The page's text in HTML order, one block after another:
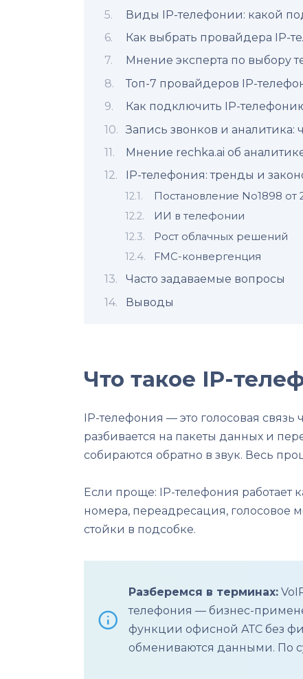
Виды IP-телефонии: какой
Как выбрать провайдера IP-
Мнение эксперта по выбору
Топ-7 провайдеров IP-
Как подключить IP-
Запись звонков и аналитика:
Мнение rechka.ai об
IP-телефония: тренды и
Постановление No1898 от
ИИ в телефонии
Рост облачных решений
FMC-конвергенция
Часто задаваемые вопросы
Выводы
Что такое IP-
IP-телефония — это голосовая
разбивается на пакеты данных и
собираются обратно в звук. Весь
Если проще: IP-телефония
номера, переадресация, голосовое
стойки в подсобке.
Разберемся в терминах:
телефония — бизнес-
функции офисной АТС без
обмениваются данными. По